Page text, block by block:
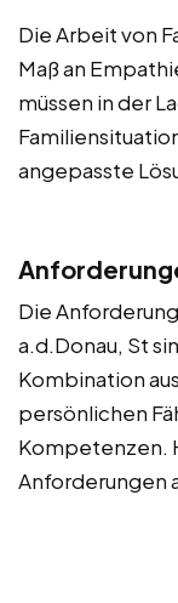
Die Arbeit von
Maß an
müssen in der
angepasste
Die
a.d.Donau, St
Kombination
persönlichen
Kompetenzen.
Anforderungen